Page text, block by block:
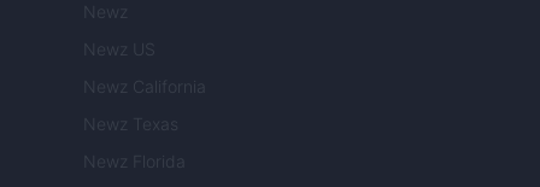
Newz
Newz US
Newz California
Newz Texas
Newz Florida